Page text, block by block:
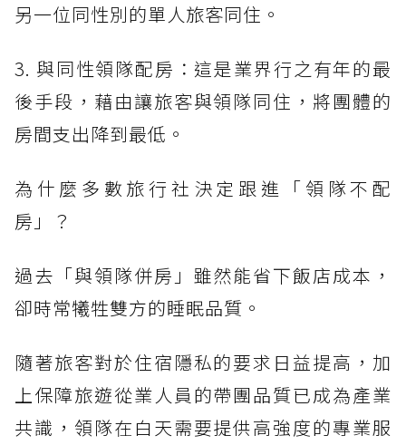
另一位同性別的單人旅客同住。
3. 與同性領隊配房：這是業界行之有年的最
後手段，藉由讓旅客與領隊同住，將團體的
房間支出降到最低。
為什麼多數旅行社決定跟進「領隊不配
房」？
過去「與領隊併房」雖然能省下飯店成本，
卻時常犧牲雙方的睡眠品質。
隨著旅客對於住宿隱私的要求日益提高，加
上保障旅遊從業人員的帶團品質已成為產業
共識，領隊在白天需要提供高強度的專業服